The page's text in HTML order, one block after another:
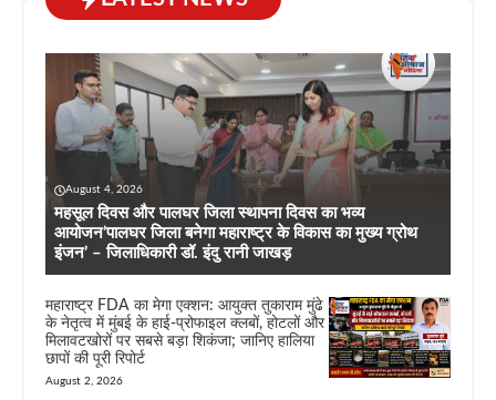
August 4, 2026
महसूल दिवस और पालघर जिला स्थापना दिवस का भव्य
आयोजन’पालघर जिला बनेगा महाराष्ट्र के विकास का मुख्य ग्रोथ
इंजन’ – जिलाधिकारी डॉ. इंदु रानी जाखड़
महाराष्ट्र FDA का मेगा एक्शन: आयुक्त तुकाराम मुंढे
के नेतृत्व में मुंबई के हाई-प्रोफाइल क्लबों, होटलों और
मिलावटखोरों पर सबसे बड़ा शिकंजा; जानिए हालिया
छापों की पूरी रिपोर्ट
August 2, 2026